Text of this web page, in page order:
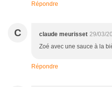
Répondre
C claude meurisset 29/03/
Zoé avec une sauce à la
Répondre